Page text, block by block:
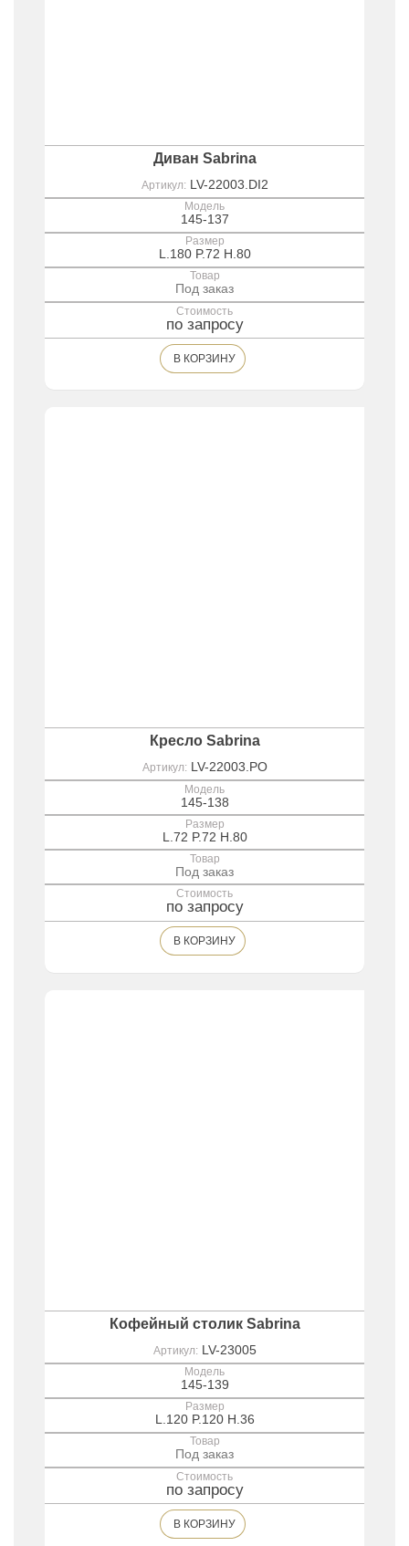
Диван Sabrina
Артикул: LV-22003.DI2
Модель
145-137
Размер
L.180 P.72 H.80
Товар
Под заказ
Стоимость
по запросу
В КОРЗИНУ
Кресло Sabrina
Артикул: LV-22003.PO
Модель
145-138
Размер
L.72 P.72 H.80
Товар
Под заказ
Стоимость
по запросу
В КОРЗИНУ
Кофейный столик Sabrina
Артикул: LV-23005
Модель
145-139
Размер
L.120 P.120 H.36
Товар
Под заказ
Стоимость
по запросу
В КОРЗИНУ